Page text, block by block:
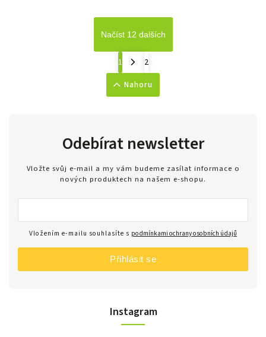
Načíst 12 dalších
1
2
Nahoru
Instagram
Odebírat newsletter
Vložte svůj e-mail a my vám budeme zasílat informace o
nových produktech na našem e-shopu.
Vložením e-mailu souhlasíte s podmínkami ochrany osobních údajů
Přihlásit se